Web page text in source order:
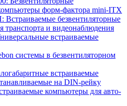
форм-фактора mini-ITX
безвентиляторные
транспорта и видеонаблюдения
встраиваемые
системы в безвентиляторном
встраиваемые
на DIN-рейку
компьютеры для авто-